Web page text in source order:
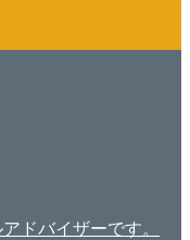
ドバイザーです。